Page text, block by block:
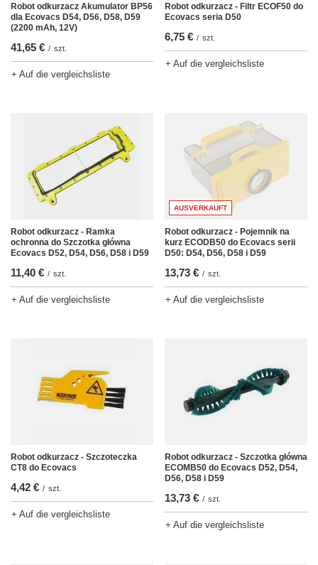
Robot odkurzacz Akumulator BP56
dla Ecovacs D54, D56, D58, D59
(2200 mAh, 12V)
41,65 € / szt.
+ Auf die vergleichsliste
Robot odkurzacz - Filtr ECOF50 do
Ecovacs seria D50
6,75 € / szt.
+ Auf die vergleichsliste
Robot odkurzacz - Ramka
ochronna do Szczotka główna
Ecovacs D52, D54, D56, D58 i D59
11,40 € / szt.
+ Auf die vergleichsliste
AUSVERKAUFT
Robot odkurzacz - Pojemnik na
kurz ECODB50 do Ecovacs serii
D50: D54, D56, D58 i D59
13,73 € / szt.
+ Auf die vergleichsliste
Robot odkurzacz - Szczoteczka
CT8 do Ecovacs
4,42 € / szt.
+ Auf die vergleichsliste
Robot odkurzacz - Szczotka główna
ECOMB50 do Ecovacs D52, D54,
D56, D58 i D59
13,73 € / szt.
+ Auf die vergleichsliste